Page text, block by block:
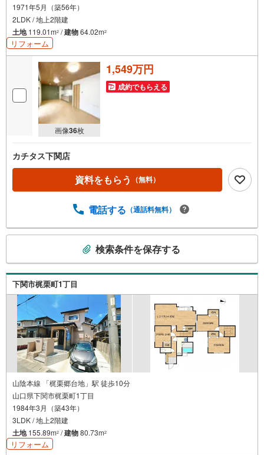
1971年5月（築56年）
2LDK / 地上2階建
土地119.01m2 /建物64.02m2
リフォーム
画像36枚
1,549万円
成約でもらえる
カチタス下関店
資料をもらう （無料）
電話する （通話料無料）
検
索
条
受
け
取
る
・
条
件
検索条件を保存する
下関市梶栗町1丁目
山陰本線 「梶栗郷台地」駅 徒歩10分
山口県下関市梶栗町1丁目
1984年3月（築43年）
3LDK / 地上2階建
土地155.89m2 /建物80.73m2
リフォーム